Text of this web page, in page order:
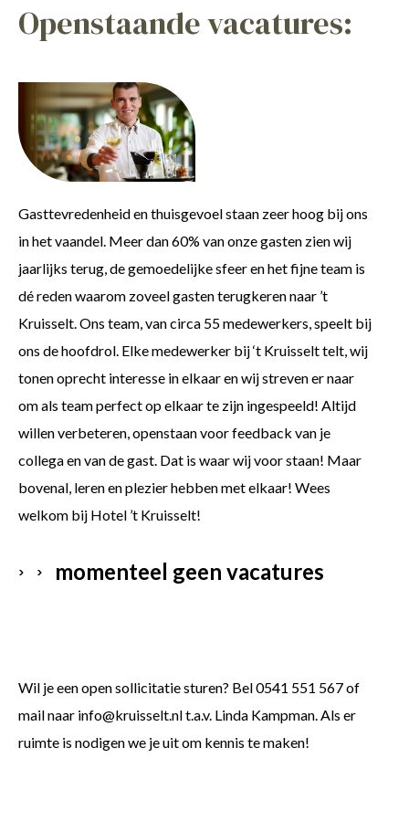
Openstaande vacatures:
Gasttevredenheid en thuisgevoel staan zeer hoog bij ons
in het vaandel. Meer dan 60% van onze gasten zien wij
jaarlijks terug, de gemoedelijke sfeer en het fijne team is
dé reden waarom zoveel gasten terugkeren naar ’t
Kruisselt. Ons team, van circa 55 medewerkers, speelt bij
ons de hoofdrol. Elke medewerker bij ‘t Kruisselt telt, wij
tonen oprecht interesse in elkaar en wij streven er naar
om als team perfect op elkaar te zijn ingespeeld! Altijd
willen verbeteren, openstaan voor feedback van je
collega en van de gast. Dat is waar wij voor staan! Maar
bovenal, leren en plezier hebben met elkaar! Wees
welkom bij Hotel ’t Kruisselt!
momenteel geen vacatures
Wil je een open sollicitatie sturen? Bel 0541 551 567 of
mail naar info@kruisselt.nl t.a.v. Linda Kampman. Als er
ruimte is nodigen we je uit om kennis te maken!